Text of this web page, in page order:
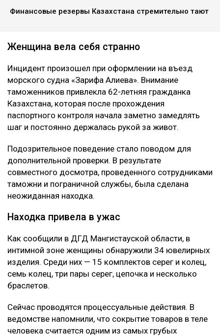
Финансовые резервы Казахстана стремительно тают
Женщина вела себя странно
Инцидент произошел при оформлении на въезд
морского судна «Зарифа Алиева». Внимание
таможенников привлекла 62-летняя гражданка
Казахстана, которая после прохождения
паспортного контроля начала заметно замедлять
шаг и постоянно держалась рукой за живот.
Подозрительное поведение стало поводом для
дополнительной проверки. В результате
совместного досмотра, проведенного сотрудниками
таможни и пограничной службы, была сделана
неожиданная находка.
Находка привела в ужас
Как сообщили в ДГД Мангистауской области, в
интимной зоне женщины обнаружили 34 ювелирных
изделия. Среди них — 15 комплектов серег и колец,
семь колец, три пары серег, цепочка и несколько
браслетов.
Сейчас проводятся процессуальные действия. В
ведомстве напомнили, что сокрытие товаров в теле
человека считается одним из самых грубых